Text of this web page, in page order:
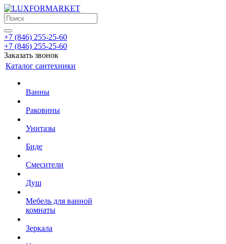
+7 (846) 255-25-60
+7 (846) 255-25-60
Заказать звонок
Каталог сантехники
Ванны
Раковины
Унитазы
Биде
Смесители
Душ
Мебель для ванной
комнаты
Зеркала